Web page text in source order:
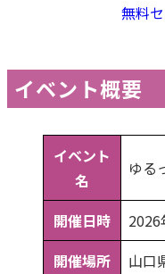
無料
イベント概要
イベント
名
ゆる
開催日時
開催場所
山口